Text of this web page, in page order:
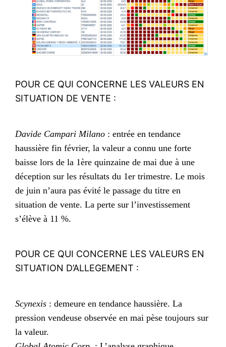
POUR CE QUI CONCERNE LES VALEURS EN
SITUATION DE VENTE :
Davide Campari Milano : entrée en tendance
haussière fin février, la valeur a connu une forte
baisse lors de la 1ère quinzaine de mai due à une
déception sur les résultats du 1er trimestre. Le mois
de juin n’aura pas évité le passage du titre en
situation de vente. La perte sur l’investissement
s’élève à 11 %.
POUR CE QUI CONCERNE LES VALEURS EN
SITUATION D’ALLEGEMENT :
Scynexis : demeure en tendance haussière. La
pression vendeuse observée en mai pèse toujours sur
la valeur.